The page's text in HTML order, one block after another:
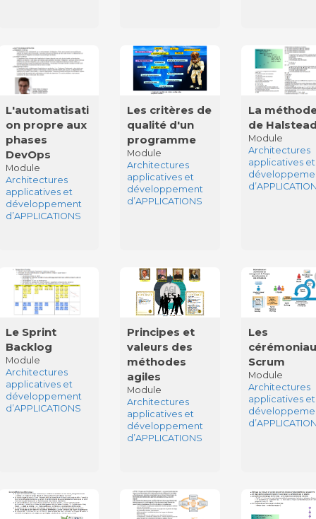
L'automatisati
on propre aux
phases
DevOps
Module
Architectures
applicatives et
développement
d’APPLICATIONS
Les critères de
qualité d'un
programme
Module
Architectures
applicatives et
développement
d’APPLICATIONS
La
de
Module
Architectures
applicatives et
Le Sprint
Backlog
Module
Architectures
applicatives et
développement
d’APPLICATIONS
Principes et
valeurs des
méthodes
agiles
Module
Architectures
applicatives et
développement
d’APPLICATIONS
Les
Scrum
Module
Architectures
applicatives et